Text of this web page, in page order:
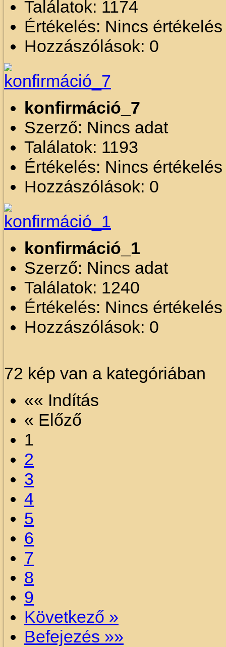
Találatok: 1174
Értékelés: Nincs
Hozzászólások: 0
konfirmáció_7
Szerző: Nincs adat
Találatok: 1193
Értékelés: Nincs
Hozzászólások: 0
konfirmáció_1
Szerző: Nincs adat
Találatok: 1240
Értékelés: Nincs
Hozzászólások: 0
72 kép van a kategóriában
«« Indítás
« Előző
1
2
3
4
5
6
7
8
9
Következő »
Befejezés »»